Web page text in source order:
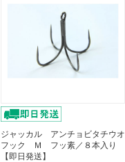
ジャッカル アンチョビタチウオ
フック Ｍ フッ素／８本入り
【即日発送】